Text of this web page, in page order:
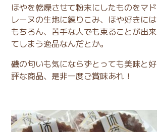
ほやを乾燥させて粉末にしたものをマド
レーヌの生地に練りこみ、ほや好きには
もちろん、苦手な人でも束ることが出来
てしまう逸品なんだとか。
磯の匂いも気にならずとっても美味と好
評な商品、是非一度ご賞味あれ！